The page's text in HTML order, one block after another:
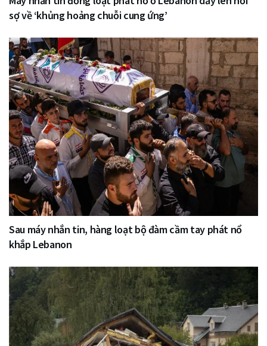
sợ về ‘khủng hoảng chuỗi cung ứng’
Sau máy nhắn tin, hàng loạt bộ đàm cầm tay phát nổ
khắp Lebanon